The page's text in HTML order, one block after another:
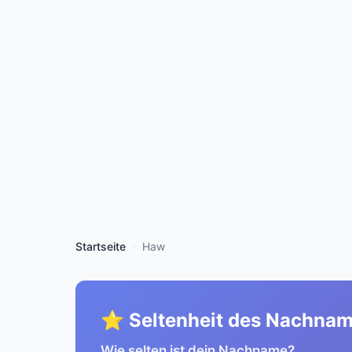
Startseite Haw
⭐ Seltenheit des